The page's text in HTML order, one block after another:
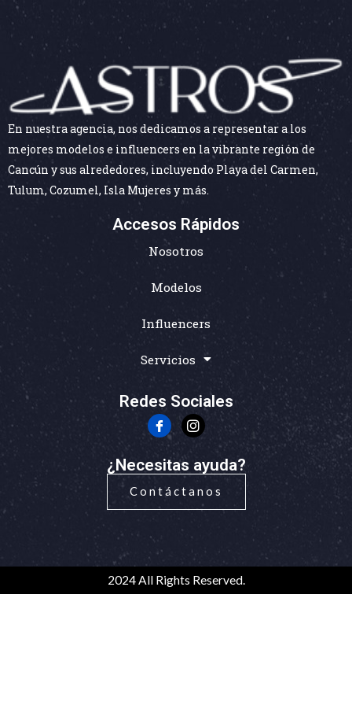
En nuestra agencia, nos dedicamos a representar a los
mejores modelos e influencers en la vibrante región de
Cancún y sus alrededores, incluyendo Playa del Carmen,
Tulum, Cozumel, Isla Mujeres y más.
Accesos Rápidos
Nosotros
Modelos
Influencers
Servicios
Redes Sociales
¿Necesitas ayuda?
Contáctanos
2024 All Rights Reserved.